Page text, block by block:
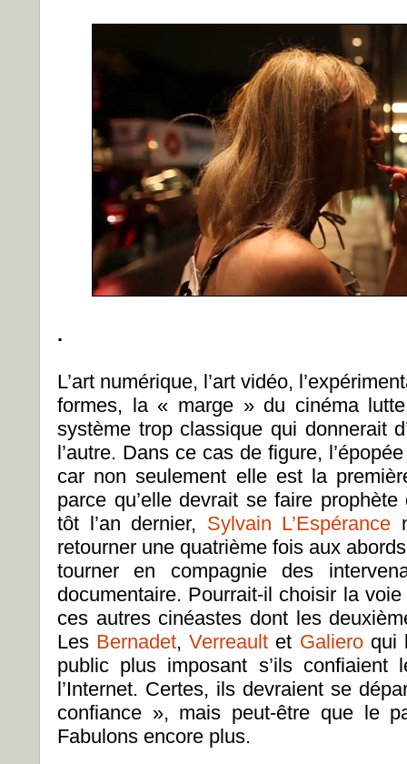
.
L’art numérique, l’art vidéo,
formes, la « marge » du cinéma
système trop classique qui donnerait
l’autre. Dans ce cas de figure,
car non seulement elle est la
parce qu’elle devrait se faire
tôt l’an dernier, Sylvain L’Espérance
retourner une quatrième fois aux
tourner en compagnie des
documentaire. Pourrait-il choisir la
ces autres cinéastes dont les
Les Bernadet,Verreault et Galieroqui
public plus imposant s’ils confiaient
l’Internet. Certes, ils devraient se
confiance », mais peut-être que le
Fabulons encore plus.